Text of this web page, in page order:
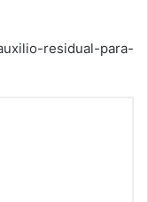
residual-para-